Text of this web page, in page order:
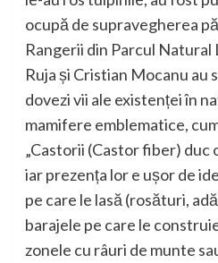
ocupă de supravegherea
Rangerii din Parcul
Ruja și Cristian Mocanu au
dovezi vii ale existenței în
mamifere emblematice,
„Castorii (Castor fiber) duc
iar prezența lor e ușor de
pe care le lasă (rosături,
barajele pe care le
zonele cu râuri de munte